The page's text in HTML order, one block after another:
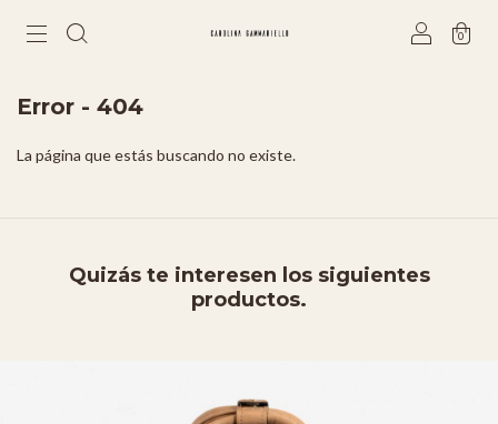
0
Error - 404
La página que estás buscando no existe.
Quizás te interesen los siguientes
productos.